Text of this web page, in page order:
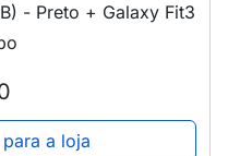
- Preto + Galaxy Fit3
para a loja